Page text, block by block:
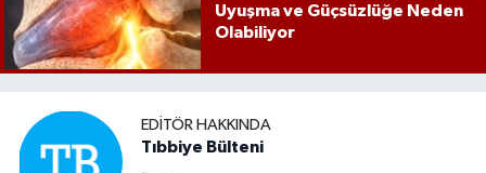
Uyuşma ve Güçsüzlüğe Neden
Olabiliyor
EDITÖR HAKKINDA
Tıbbiye Bülteni